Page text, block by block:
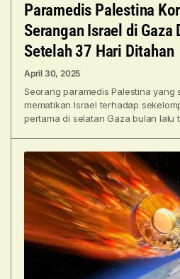
Paramedis Palestina
Serangan Israel di Gaza
Setelah 37 Hari Ditahan
April 30, 2025
Seorang paramedis Palestina yang
mematikan Israel terhadap
pertama di selatan Gaza bulan lalu